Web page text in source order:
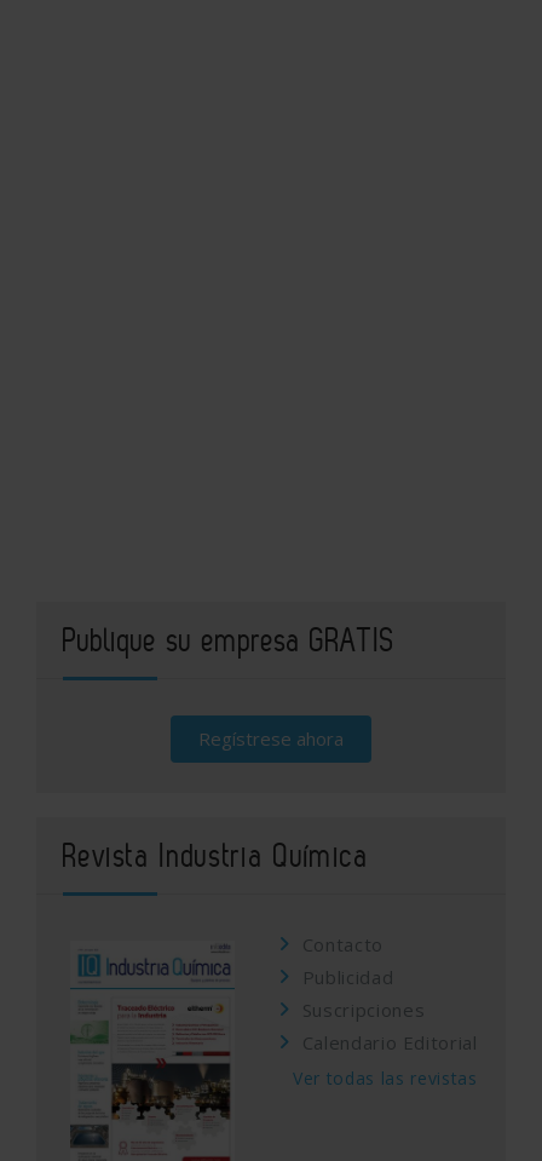
Publique su empresa GRATIS
Regístrese ahora
Revista Industria Química
Contacto
Publicidad
Suscripciones
Calendario Editorial
Ver todas las revistas